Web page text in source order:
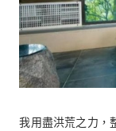
我用盡洪荒之力，